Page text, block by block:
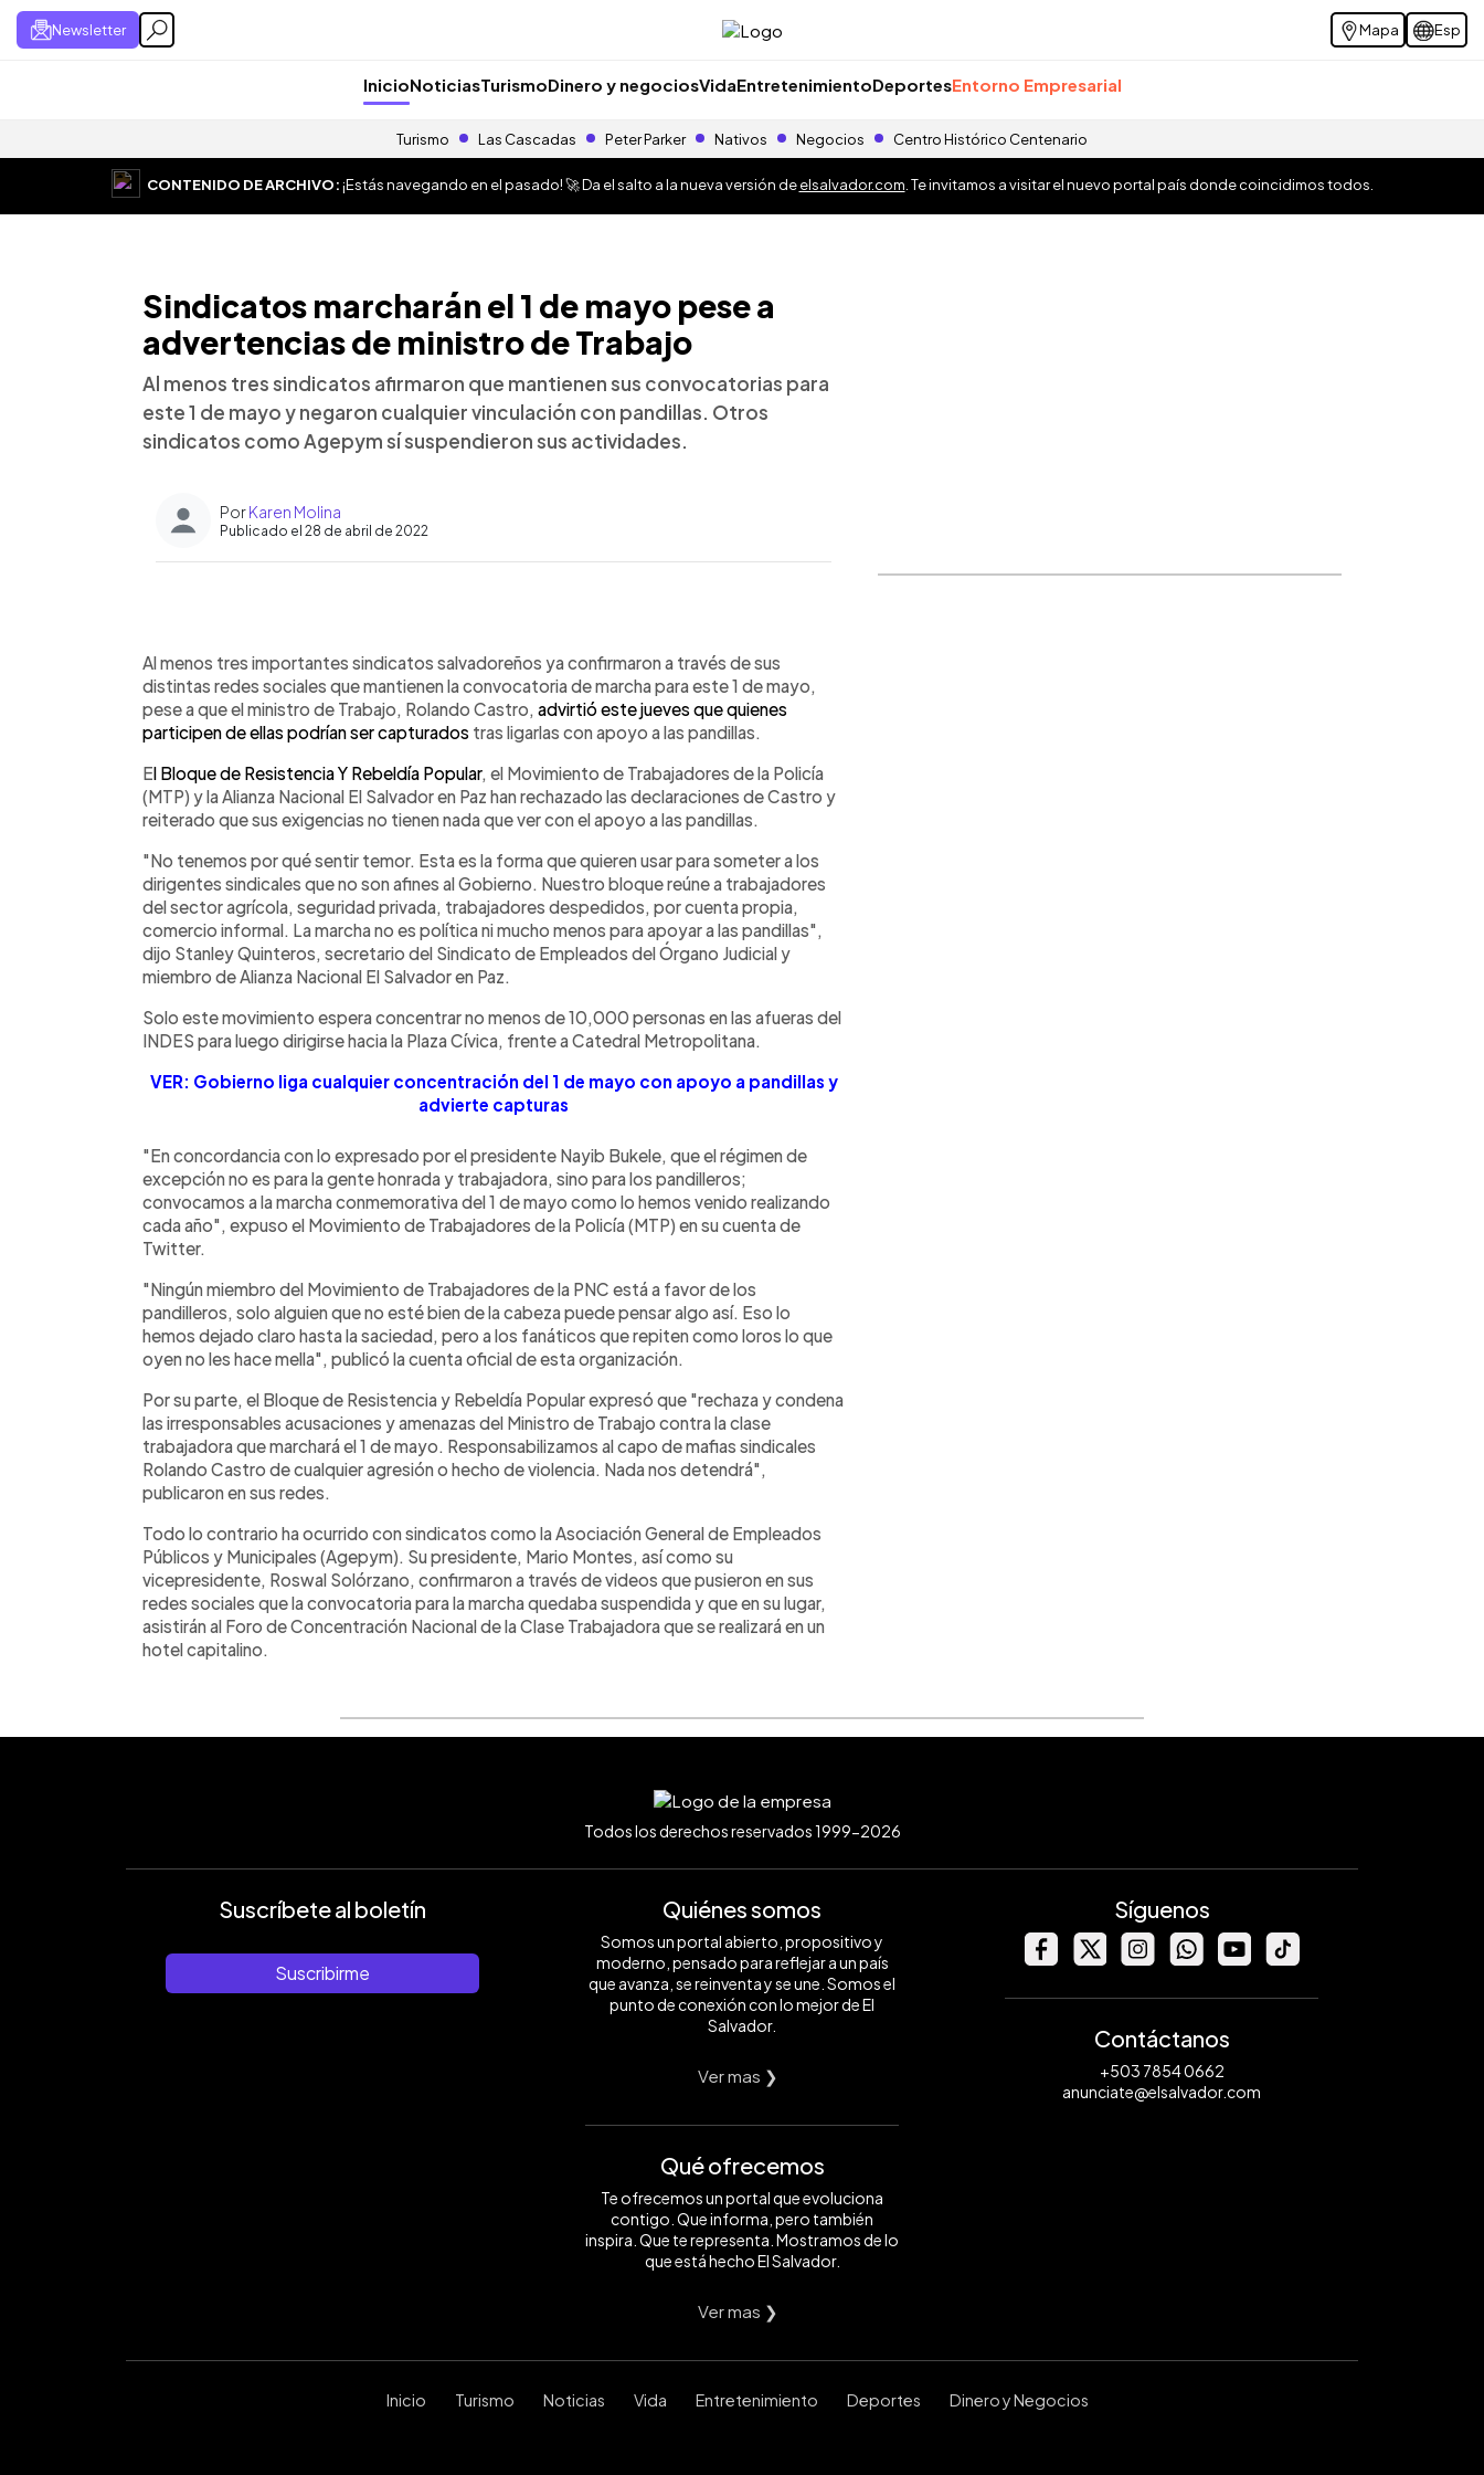
Newsletter Mapa Esp
InicioNoticiasTurismoDinero y negociosVidaEntretenimientoDeportesEntorno Empresarial
Turismo Las Cascadas Peter Parker Nativos Negocios Centro Histórico Centenario
CONTENIDO DE ARCHIVO:¡Estás navegando en el pasado! 🚀 Da el salto a la nueva versión deelsalvador.com . Te invitamos a visitar el nuevo portal país donde coincidimos todos.
Sindicatos marcharán el 1 de mayo pese a
advertencias de ministro de Trabajo
Al menos tres sindicatos afirmaron que mantienen sus convocatorias para
este 1 de mayo y negaron cualquier vinculación con pandillas. Otros
sindicatos como Agepym sí suspendieron sus actividades.
PorKaren Molina
Publicado el 28 de abril de 2022
► Escuchar artículo
Al menos tres importantes sindicatos salvadoreños ya confirmaron a través de sus
distintas redes sociales que mantienen la convocatoria de marcha para este 1 de mayo,
pese a que el ministro de Trabajo, Rolando Castro, advirtió este jueves que quienes
participen de ellas podrían ser capturados tras ligarlas con apoyo a las pandillas.
El Bloque de Resistencia Y Rebeldía Popular, el Movimiento de Trabajadores de la Policía
(MTP) y la Alianza Nacional El Salvador en Paz han rechazado las declaraciones de Castro y
reiterado que sus exigencias no tienen nada que ver con el apoyo a las pandillas.
"No tenemos por qué sentir temor. Esta es la forma que quieren usar para someter a los
dirigentes sindicales que no son afines al Gobierno. Nuestro bloque reúne a trabajadores
del sector agrícola, seguridad privada, trabajadores despedidos, por cuenta propia,
comercio informal. La marcha no es política ni mucho menos para apoyar a las pandillas",
dijo Stanley Quinteros, secretario del Sindicato de Empleados del Órgano Judicial y
miembro de Alianza Nacional El Salvador en Paz.
Solo este movimiento espera concentrar no menos de 10,000 personas en las afueras del
INDES para luego dirigirse hacia la Plaza Cívica, frente a Catedral Metropolitana.
VER: Gobierno liga cualquier concentración del 1 de mayo con apoyo a pandillas y
advierte capturas
"En concordancia con lo expresado por el presidente Nayib Bukele, que el régimen de
excepción no es para la gente honrada y trabajadora, sino para los pandilleros;
convocamos a la marcha conmemorativa del 1 de mayo como lo hemos venido realizando
cada año", expuso el Movimiento de Trabajadores de la Policía (MTP) en su cuenta de
Twitter.
"Ningún miembro del Movimiento de Trabajadores de la PNC está a favor de los
pandilleros, solo alguien que no esté bien de la cabeza puede pensar algo así. Eso lo
hemos dejado claro hasta la saciedad, pero a los fanáticos que repiten como loros lo que
oyen no les hace mella", publicó la cuenta oficial de esta organización.
Por su parte, el Bloque de Resistencia y Rebeldía Popular expresó que "rechaza y condena
las irresponsables acusaciones y amenazas del Ministro de Trabajo contra la clase
trabajadora que marchará el 1 de mayo. Responsabilizamos al capo de mafias sindicales
Rolando Castro de cualquier agresión o hecho de violencia. Nada nos detendrá",
publicaron en sus redes.
Todo lo contrario ha ocurrido con sindicatos como la Asociación General de Empleados
Públicos y Municipales (Agepym). Su presidente, Mario Montes, así como su
vicepresidente, Roswal Solórzano, confirmaron a través de videos que pusieron en sus
redes sociales que la convocatoria para la marcha quedaba suspendida y que en su lugar,
asistirán al Foro de Concentración Nacional de la Clase Trabajadora que se realizará en un
hotel capitalino.
Todos los derechos reservados 1999-2026
Suscríbete al boletín
Suscribirme
Quiénes somos
Somos un portal abierto, propositivo y
moderno, pensado para reflejar a un país
que avanza, se reinventa y se une. Somos el
punto de conexión con lo mejor de El
Salvador.
Ver mas ❯
Qué ofrecemos
Te ofrecemos un portal que evoluciona
contigo. Que informa, pero también
inspira. Que te representa. Mostramos de lo
que está hecho El Salvador.
Ver mas ❯
Síguenos
Contáctanos
+503 7854 0662
anunciate@elsalvador.com
Inicio Turismo Noticias Vida Entretenimiento Deportes Dinero y Negocios